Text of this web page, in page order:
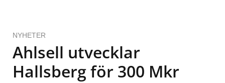
NYHETER
Ahlsell utvecklar
Hallsberg för 300 Mkr